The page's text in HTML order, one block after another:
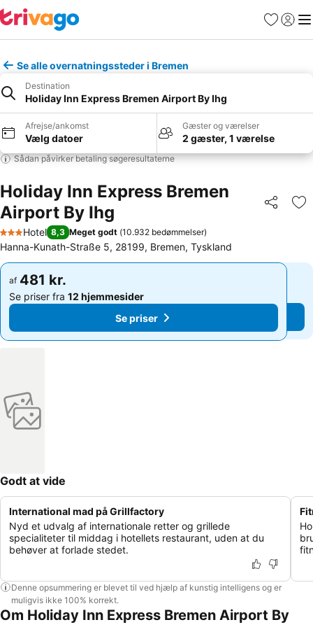
Favoritter
Log ind
Se alle overnatningssteder i Bremen
Destination
Holiday Inn Express Bremen Airport By Ihg
Afrejse/ankomst
Vælg datoer
Gæster og værelser
2 gæster, 1 værelse
Sådan påvirker betaling søgeresultaterne
Holiday Inn Express Bremen
Airport By Ihg
Del
3 Stjerner
Hotel 8,3 Meget godt (10.932 bedømmelser)
Hanna-Kunath-Straße 5, 28199, Bremen, Tyskland
af 481 kr.
Se priser fra 12 hjemmesider
Se priser
af 481 kr.
Se priser fra 12 hjemmesider
Se priser
Godt at vide
International mad på Grillfactory
Nyd et udvalg af internationale retter og grillede
specialiteter til middag i hotellets restaurant, uden at du
behøver at forlade stedet.
Denne opsummering er blevet til ved hjælp af kunstig intelligens og er
muligvis ikke 100% korrekt.
Om Holiday Inn Express Bremen Airport By